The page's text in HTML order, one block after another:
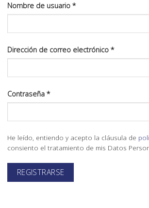
Nombre de usuario *
Dirección de correo electrónico *
Contraseña *
He leído, entiendo y acepto la cláusula de
consiento el tratamiento de mis Datos
REGISTRARSE